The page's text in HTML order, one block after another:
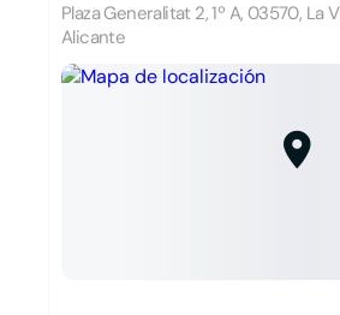
Plaza Generalitat 2, 1º A, 03570, La
Alicante